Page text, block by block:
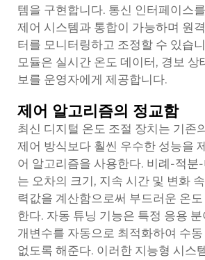
템을 구현합니다. 통신 인터페이스
제어 시스템과 통합이 가능하며 원
터를 모니터링하고 조정할 수 있습
모듈은 실시간 온도 데이터, 경보 상
보를 운영자에게 제공합니다.
제어 알고리즘의 정교함
최신 디지털 온도 조절 장치는 기
제어 방식보다 훨씬 우수한 성능을
어 알고리즘을 사용한다. 비례-적분
는 오차의 크기, 지속 시간 및 변화
력값을 계산함으로써 부드러운 온
한다. 자동 튜닝 기능은 특정 응용
개변수를 자동으로 최적화하여 수
없도록 해준다. 이러한 지능형 시스